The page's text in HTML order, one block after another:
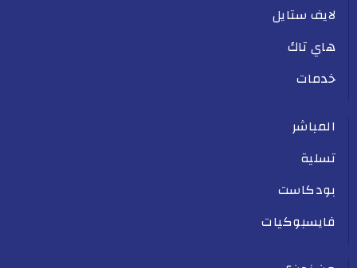
لايف ستايل
هاي تاك
خدمات
المباشر
تسلية
بودكاست
فايسبوكيات